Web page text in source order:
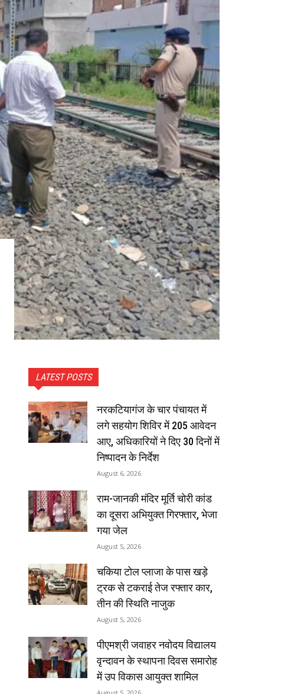
LATEST POSTS
नरकटियागंज के चार पंचायत में
लगे सहयोग शिविर में 205 आवेदन
आए, अधिकारियों ने दिए 30 दिनों में
निष्पादन के निर्देश
August 6, 2026
राम-जानकी मंदिर मूर्ति चोरी कांड
का दूसरा अभियुक्त गिरफ्तार, भेजा
गया जेल
August 5, 2026
चकिया टोल प्लाजा के पास खड़े
ट्रक से टकराई तेज रफ्तार कार,
तीन की स्थिति नाजुक
August 5, 2026
पीएमश्री जवाहर नवोदय विद्यालय
वृन्दावन के स्थापना दिवस समारोह
में उप विकास आयुक्त शामिल